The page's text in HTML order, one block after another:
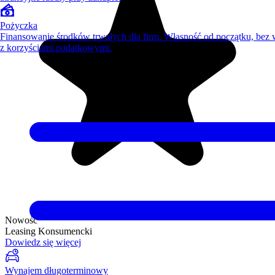
Nowość
Leasing Konsumencki
Dowiedz się więcej
Wynajem długoterminowy
Pożyczka
Finansowanie środków trwałych dla firm. Własność od początku, bez
z korzyściami podatkowymi.